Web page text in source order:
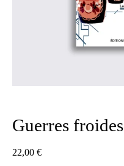
Guerres froides
22,00 €